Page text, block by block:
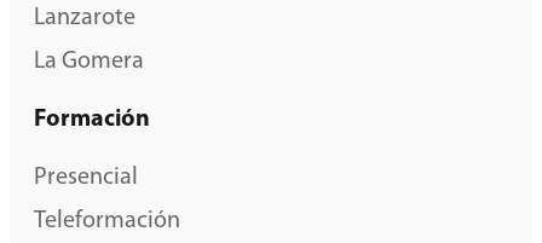
Lanzarote
La Gomera
Formación
Presencial
Teleformación